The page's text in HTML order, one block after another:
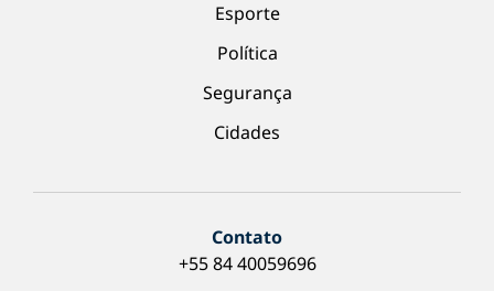
Esporte
Política
Segurança
Cidades
Contato
+55 84 40059696